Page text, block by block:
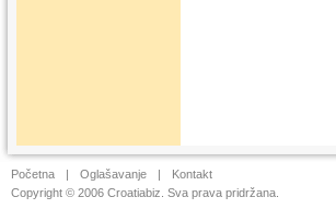
Početna | Oglašavanje |
Kontakt
Copyright © 2006 Croatiabiz. Sva prava pridržana.